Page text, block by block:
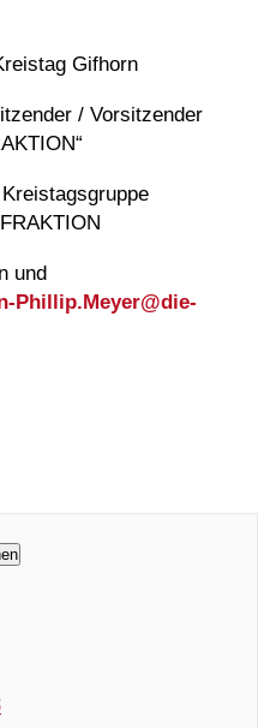
Gifhorn
/ Vorsitzender
und
Phillip.Meyer@die-